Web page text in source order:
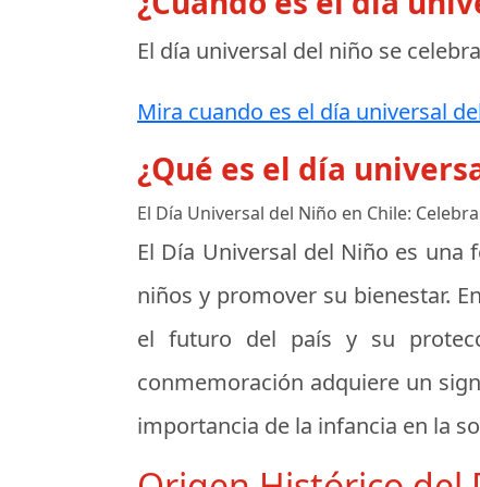
El día universal del niño se
Mira cuando es el día universal
¿Qué es el día
El Día Universal del Niño en Chile:
El Día Universal del Niño es
niños y promover su bienestar.
el futuro del país y su
conmemoración adquiere un
importancia de la infancia en la